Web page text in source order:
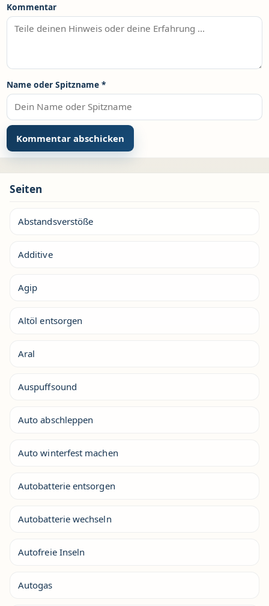
Kommentar
Name oder Spitzname *
Seiten
Abstandsverstöße
Additive
Agip
Altöl entsorgen
Aral
Auspuffsound
Auto abschleppen
Auto winterfest machen
Autobatterie entsorgen
Autobatterie wechseln
Autofreie Inseln
Autogas